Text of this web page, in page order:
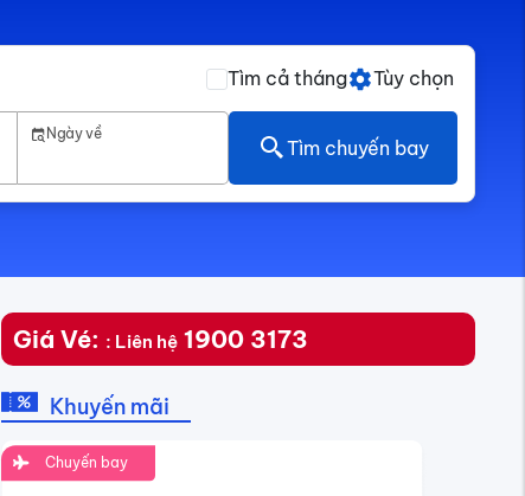
Tìm cả tháng Tùy chọn
Ngày về
Tìm chuyến bay
Giá Vé: : Liên hệ 1900 3173
Khuyến mãi
Chuyến bay